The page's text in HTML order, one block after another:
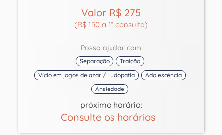
Valor R$ 275
(R$ 150 a 1ª consulta)
Posso ajudar com
Separação
Traição
Vício em jogos de azar / Ludopatia
Adolescência
Ansiedade
próximo horário:
Consulte os horários